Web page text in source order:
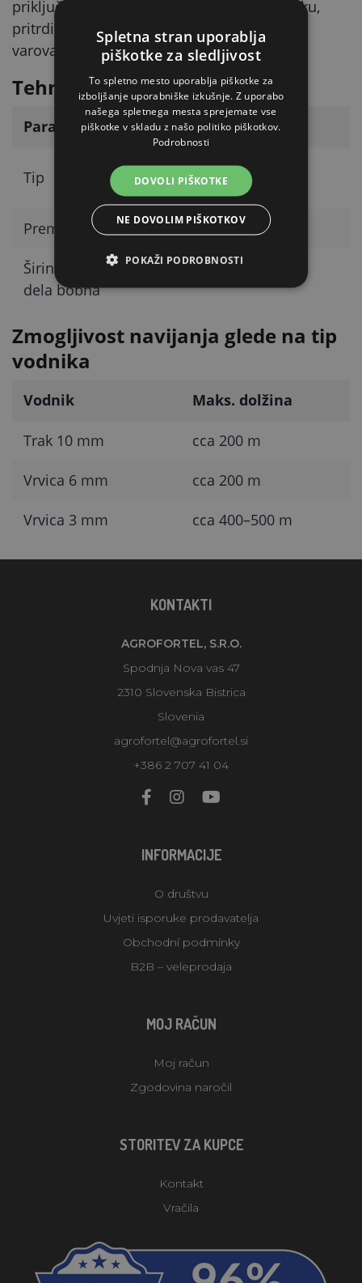
priključitev elektrike na vodnik na navijalniku,
pritrditev bobna pa je rešena s preklopnim
varovalnim zatičem.
Tehnični parametri
Parameter Vrednost
Tip
Navijalni set z
bobnom (EURO)
Premer bobna 18,5 cm
Širina navijalnega
dela bobna
Zmogljivost navijanja glede na tip
vodnika
Vodnik Maks. dolžina
Trak 10 mm cca 200 m
Vrvica 6 mm cca 200 m
Vrvica 3 mm cca 400–500 m
KONTAKTI
AGROFORTEL, S.R.O.
Spodnja Nova vas 47
2310 Slovenska Bistrica
Slovenia
agrofortel@agrofortel.si
+386 2 707 41 04
INFORMACIJE
O društvu
Uvjeti isporuke prodavatelja
Obchodní podmínky
B2B – veleprodaja
MOJ RAČUN
Moj račun
Zgodovina naročil
STORITEV ZA KUPCE
Kontakt
Vračila
Spletna stran uporablja
piškotke za sledljivost
To spletno mesto uporablja piškotke za
izboljšanje uporabniške izkušnje. Z uporabo
našega spletnega mesta sprejemate vse
piškotke v skladu z našo politiko piškotkov.
Podrobnosti
DOVOLI PIŠKOTKE
NE DOVOLIM PIŠKOTKOV
POKAŽI PODROBNOSTI